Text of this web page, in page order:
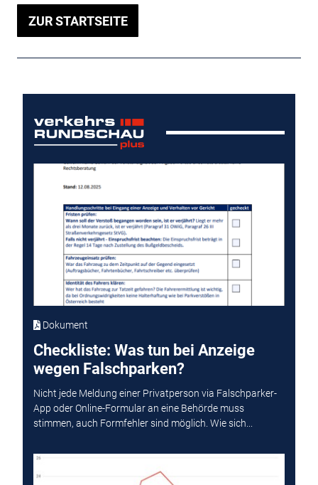
ZUR STARTSEITE
Dokument
Checkliste: Was tun bei Anzeige
wegen Falschparken?
Nicht jede Meldung einer Privatperson via Falschparker-
App oder Online-Formular an eine Behörde muss
stimmen, auch Formfehler sind möglich. Wie sich...